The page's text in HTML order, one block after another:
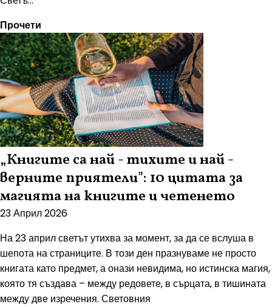
Прочети
„Книгите са най - тихите и най -
верните приятели": 10 цитата за
магията на книгите и четенето
23 Април 2026
На 23 април светът утихва за момент, за да се вслуша в
шепота на страниците. В този ден празнуваме не просто
книгата като предмет, а онази невидима, но истинска магия,
която тя създава – между редовете, в сърцата, в тишината
между две изречения. Световния